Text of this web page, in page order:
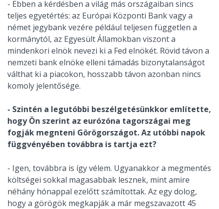
- Ebben a kérdésben a világ más országaiban sincs
teljes egyetértés: az Európai Központi Bank vagy a
német jegybank vezére például teljesen független a
kormánytól, az Egyesült Államokban viszont a
mindenkori elnök nevezi ki a Fed elnökét. Rövid távon a
nemzeti bank elnöke elleni támadás bizonytalanságot
válthat ki a piacokon, hosszabb távon azonban nincs
komoly jelentősége.
- Szintén a legutóbbi beszélgetésünkkor említette,
hogy Ön szerint az eurózóna tagországai meg
fogják megnteni Görögországot. Az utóbbi napok
függvényében továbbra is tartja ezt?
- Igen, továbbra is így vélem. Ugyanakkor a megmentés
költségei sokkal magasabbak lesznek, mint amire
néhány hónappal ezelőtt számítottak. Az egy dolog,
hogy a görögök megkapják a már megszavazott 45